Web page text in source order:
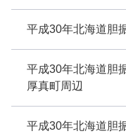
平成30年北海道胆
平成30年北海道胆
厚真町周辺
平成30年北海道胆